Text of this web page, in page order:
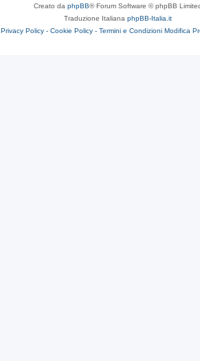
Creato da phpBB® Forum Software © phpBB
Traduzione Italiana phpBB-Italia.it
Privacy Policy - Cookie Policy - Termini e Condizioni Modifica